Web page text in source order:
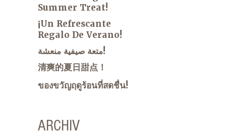
Summer Treat!
¡Un Refrescante
Regalo De Verano!
متعة صيفية منعشة!
清爽的夏日甜点！
ของขวัญฤดูร้อนที่สดชื่น!
ARCHIV